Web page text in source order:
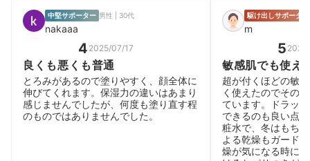
中堅サポーター 男性 | 30代
nakaaa
4 2025/07/17
良くも悪くも普通
とろみがあるので塗りやすく、顔全体に
伸びてくれます。保湿力の違いはあまり
感じませんでしたが、何度も塗り直す程
のものではありませんでした。
駆け出しサポーター
m
5
敏感肌でも使え
超が付くほどの敏
く使えたのでその
ています。ドラッ
できるのも良い点
粧水で、冬はもち
よる乾燥もガード
燥が気になる時に